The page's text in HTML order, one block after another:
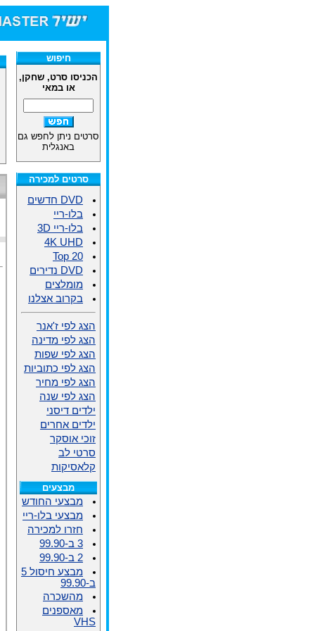
חיפוש
הכניסו סרט, שחקן,
או במאי
סרטים ניתן לחפש גם
באנגלית
סרטים למכירה
DVD חדשים
בלו-ריי
בלו-ריי 3D
4K UHD
Top 20
DVD נדירים
מומלצים
בקרוב אצלנו
הצג לפי ז'אנר
הצג לפי מדינה
הצג לפי שפות
הצג לפי כתוביות
הצג לפי מחיר
הצג לפי שנה
ילדים דיסני
ילדים אחרים
זוכי אוסקר
סרטי לב
קלאסיקות
מבצעים
מבצעי החודש
מבצעי בלו-ריי
חזרו למכירה
3 ב-99.90
2 ב-99.90
מבצע חיסול 5
ב-99.90
מהשכרה
מאספנים
VHS